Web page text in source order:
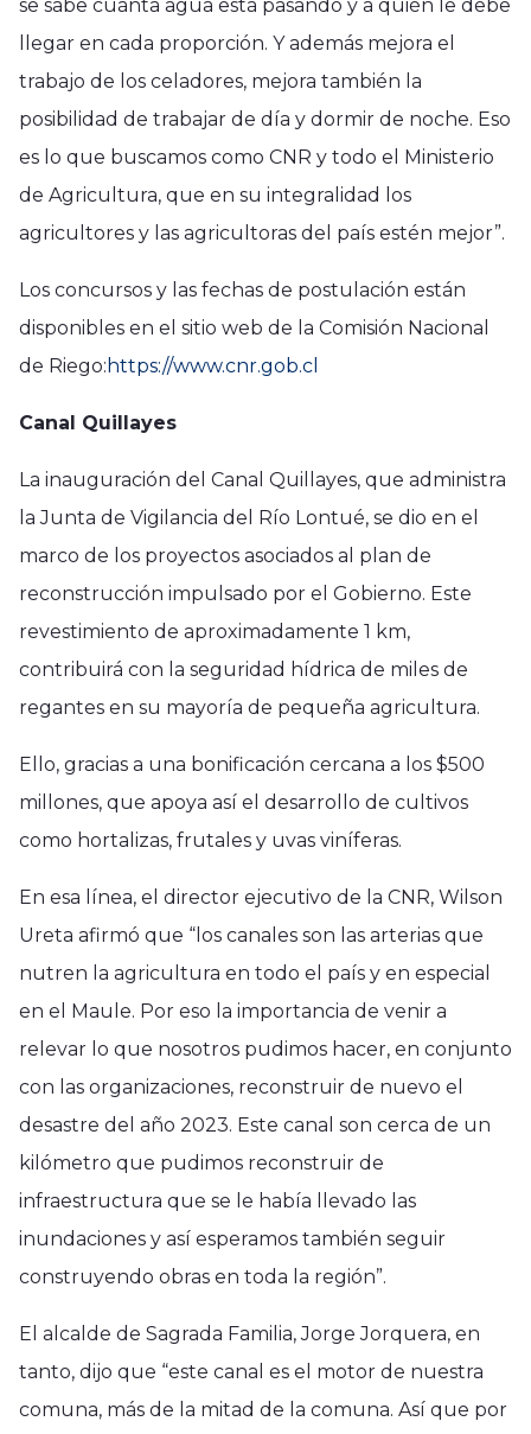
se sabe cuánta agua está pasando y a quién le debe
llegar en cada proporción. Y además mejora el
trabajo de los celadores, mejora también la
posibilidad de trabajar de día y dormir de noche. Eso
es lo que buscamos como CNR y todo el Ministerio
de Agricultura, que en su integralidad los
agricultores y las agricultoras del país estén mejor”.
Los concursos y las fechas de postulación están
disponibles en el sitio web de la Comisión Nacional
de Riego: https://www.cnr.gob.cl
Canal Quillayes
La inauguración del Canal Quillayes, que administra
la Junta de Vigilancia del Río Lontué, se dio en el
marco de los proyectos asociados al plan de
reconstrucción impulsado por el Gobierno. Este
revestimiento de aproximadamente 1 km,
contribuirá con la seguridad hídrica de miles de
regantes en su mayoría de pequeña agricultura.
Ello, gracias a una bonificación cercana a los $500
millones, que apoya así el desarrollo de cultivos
como hortalizas, frutales y uvas viníferas.
En esa línea, el director ejecutivo de la CNR, Wilson
Ureta afirmó que “los canales son las arterias que
nutren la agricultura en todo el país y en especial
en el Maule. Por eso la importancia de venir a
relevar lo que nosotros pudimos hacer, en conjunto
con las organizaciones, reconstruir de nuevo el
desastre del año 2023. Este canal son cerca de un
kilómetro que pudimos reconstruir de
infraestructura que se le había llevado las
inundaciones y así esperamos también seguir
construyendo obras en toda la región”.
El alcalde de Sagrada Familia, Jorge Jorquera, en
tanto, dijo que “este canal es el motor de nuestra
comuna, más de la mitad de la comuna. Así que por